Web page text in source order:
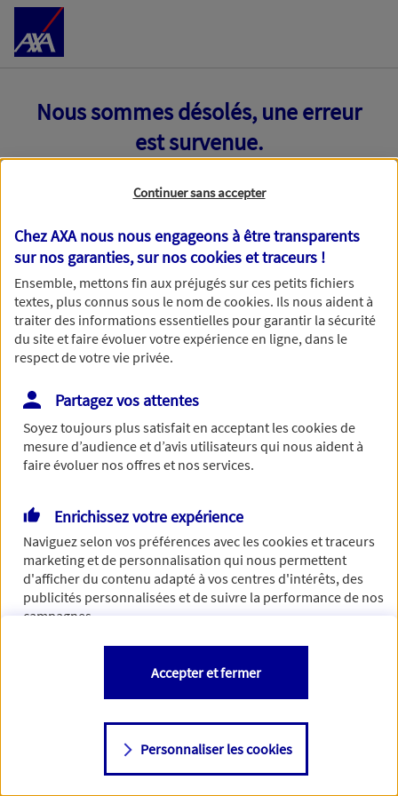
Accéder au Contenu
Nous sommes désolés, une erreur
est survenue.
Toutes nos excuses, une erreur technique nous empêche
de traiter votre demande. N'hésitez pas à rafraichir ce
formulaire dans quelques minutes.
Si besoin, vous pouvez nous joindre via notre page de
contact.
> Nous contacter
Continuer sans accepter
Chez AXA nous nous engageons à être transparents
sur nos garanties, sur noscookies et traceurs !
Ensemble, mettons fin aux préjugés sur ces petits fichiers
textes, plus connus sous le nom decookies. Ils nous aident à
traiter des informations essentielles pour garantir la sécurité
du site et faire évoluer votre expérience en ligne, dans le
respect de votre vie privée.
Partagez vos attentes
Soyez toujours plus satisfait en acceptant lescookiesde
mesure d’audience et d’avis utilisateurs qui nous aident à
faire évoluer nos offres et nos services.
Enrichissez votre expérience
Naviguez selon vos préférences avec lescookies et traceurs
marketing et de personnalisation qui nous permettent
d'afficher du contenu adapté à vos centres d'intérêts, des
publicités personnalisées et de suivre la performance de nos
campagnes.
Vous êtes libre de les accepter, de les refuser comme de
changer d'avis à tout moment en allant sur
Consulter notre politique decookies
Personnaliser les cookies
Accepter et fermer